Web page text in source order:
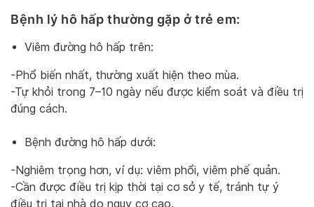
Bệnh lý hô hấp thường gặp ở trẻ em:
Viêm đường hô hấp trên:
-Phổ biến nhất, thường xuất hiện theo mùa.
-Tự khỏi trong 7–10 ngày nếu được kiểm soát và điều trị
đúng cách.
Bệnh đường hô hấp dưới:
-Nghiêm trọng hơn, ví dụ: viêm phổi, viêm phế quản.
-Cần được điều trị kịp thời tại cơ sở y tế, tránh tự ý
điều trị tại nhà do nguy cơ cao.